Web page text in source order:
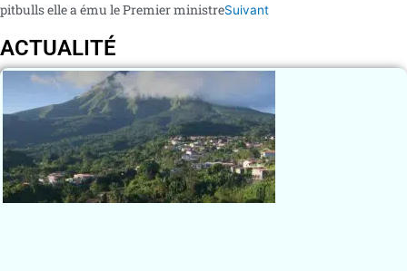
pitbulls elle a ému le Premier ministreSuivant
ACTUALITÉ